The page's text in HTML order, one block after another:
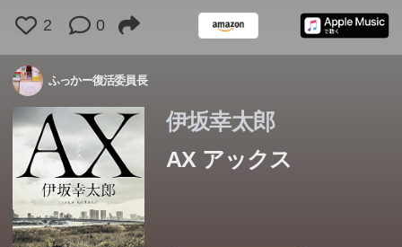
2 0
ふっかー復活委員長
伊坂幸太郎
AX アックス